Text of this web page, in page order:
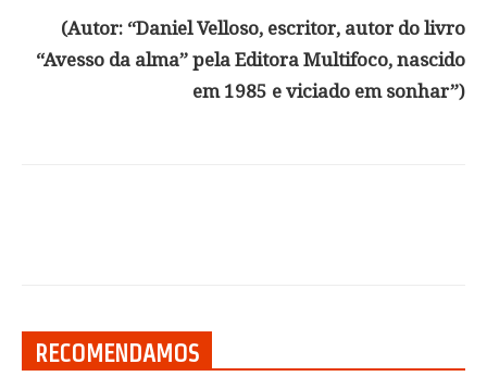
(Autor: “Daniel Velloso, escritor, autor do livro
“Avesso da alma” pela Editora Multifoco, nascido
em 1985 e viciado em sonhar”)
RECOMENDAMOS